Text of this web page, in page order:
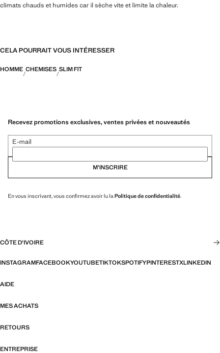
climats chauds et humides car il sèche vite et limite la chaleur.
CELA POURRAIT VOUS INTÉRESSER
HOMME CHEMISES SLIM FIT
Recevez promotions exclusives, ventes privées et nouveautés
E-mail
M’INSCRIRE
En vous inscrivant, vous confirmez avoir lu laPolitique de confidentialité.
CÔTE D'IVOIRE
INSTAGRAMFACEBOOKYOUTUBETIKTOKSPOTIFYPINTERESTXLINKEDIN
AIDE
MES ACHATS
RETOURS
ENTREPRISE